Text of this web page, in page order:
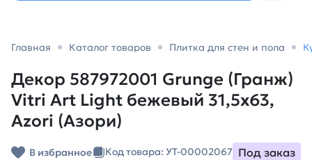
Главная Каталог товаров Плитка для стен и пола
Декор 587972001 Grunge (Гранж)
Vitri Art Light бежевый 31,5х63,
Azori (Азори)
В избранное Код товара: УТ-00002067 Под заказ